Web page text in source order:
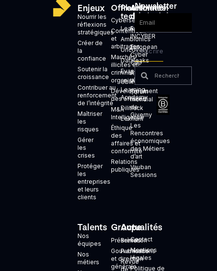
Enjeux
Nourrir les
réflexions
stratégiques
Créer de
la
confiance
Soutenir la
croissance
Contribuer au
renforcement
de l’intégrité
Maîtriser
les
risques
Gérer
les
crises
Protéger
les
entreprises
et leurs
clients
Offres
Cybersécurité
Contentieux
et
arbitrages
Marchés
illicites et
criminalité
organisée
Développement
des affaires
M&A
Intelligence
Éthique
des
affaires et
conformité
Relations
publiques
Plateformes
technologiques
Leakid
Ambionics
Uncovery
Dataleaks
Evanesco
Ubik
Learning
Academy
Dilitrack
Lexhunt
Animation
d'écosystèmes
Forum
INCYBER
European
Cyber
Cup
Agora
INCYBER
Forum
mondial
de
Giverny
Les
Rencontres
économiques
des Métiers
d’art
Vauban
Sessions
Talents
Nos
équipes
Nos
métiers
Groupe
Présentation
Gouvernance
et direction
générale
Actualités
Brèves
Publications
Revue
de
+
Contact
Mentions
légales
Politique de
Newsletter
S'inscrire